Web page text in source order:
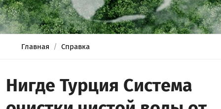
Главная Справка
Нигде Турция Система